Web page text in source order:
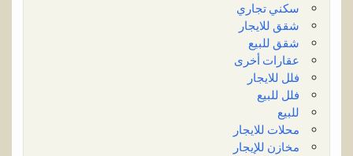
سكني تجاري
شقق للايجار
شقق للبيع
عقارات أخرى
فلل للايجار
فلل للبيع
للبيع
محلات للايجار
مخازن للإيجار